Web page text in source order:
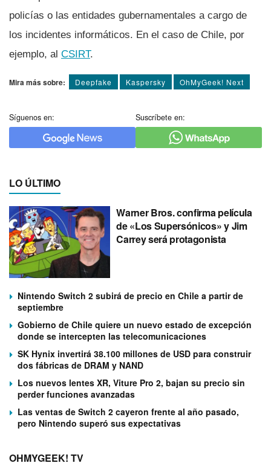
policías o las entidades gubernamentales a cargo de
los incidentes informáticos. En el caso de Chile, por
ejemplo, al CSIRT.
Mira más sobre: Deepfake Kaspersky OhMyGeek! Next
Síguenos en: Suscríbete en:
LO ÚLTIMO
Warner Bros. confirma película
de «Los Supersónicos» y Jim
Carrey será protagonista
Nintendo Switch 2 subirá de precio en Chile a partir de
septiembre
Gobierno de Chile quiere un nuevo estado de excepción
donde se intercepten las telecomunicaciones
SK Hynix invertirá 38.100 millones de USD para construir
dos fábricas de DRAM y NAND
Los nuevos lentes XR, Viture Pro 2, bajan su precio sin
perder funciones avanzadas
Las ventas de Switch 2 cayeron frente al año pasado,
pero Nintendo superó sus expectativas
OHMYGEEK! TV